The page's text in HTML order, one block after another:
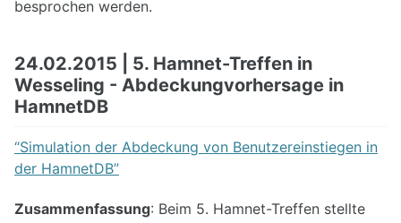
besprochen werden.
24.02.2015 | 5. Hamnet-Treffen in
Wesseling - Abdeckungvorhersage in
HamnetDB
“Simulation der Abdeckung von Benutzereinstiegen in
der HamnetDB”
Zusammenfassung: Beim 5. Hamnet-Treffen stellte